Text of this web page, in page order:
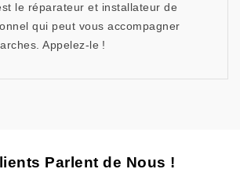
le réparateur et installateur de
qui peut vous accompagner
Appelez-le !
Parlent de Nous !